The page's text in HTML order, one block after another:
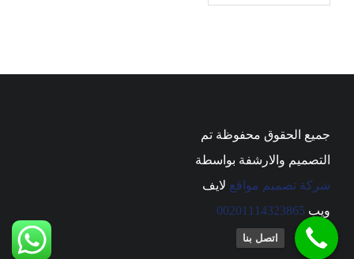
جميع الحقوق محفوظة تم
التصميم والارشفة بواسطة
شركة تصميم مواقع لايف
ويب 00201114323865
اتصل بنا